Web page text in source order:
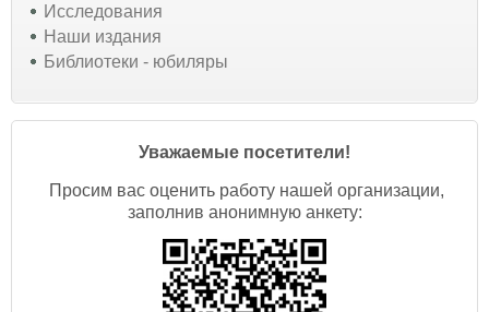
Исследования
Наши издания
Библиотеки - юбиляры
Уважаемые посетители!
Просим вас оценить работу нашей организации,
заполнив анонимную анкету: